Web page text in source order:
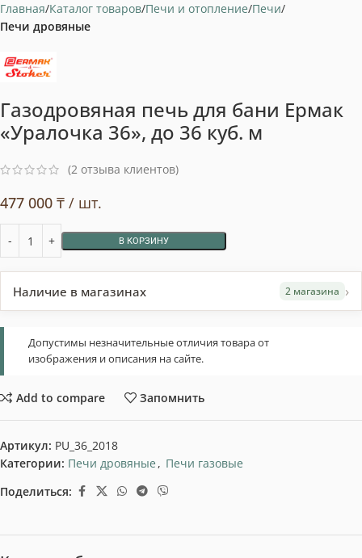
Главная Каталог товаров Печи и отопление Печи
Печи дровяные
Газодровяная печь для бани Ермак
«Уралочка 36», до 36 куб. м
(2 отзыва клиентов)
477 000 ₸ / шт.
В КОРЗИНУ
Наличие в магазинах 2 магазина ›
Допустимы незначительные отличия товара от
изображения и описания на сайте.
Add to compare Запомнить
Артикул: PU_36_2018
Категории: Печи дровяные , Печи газовые
Поделиться: